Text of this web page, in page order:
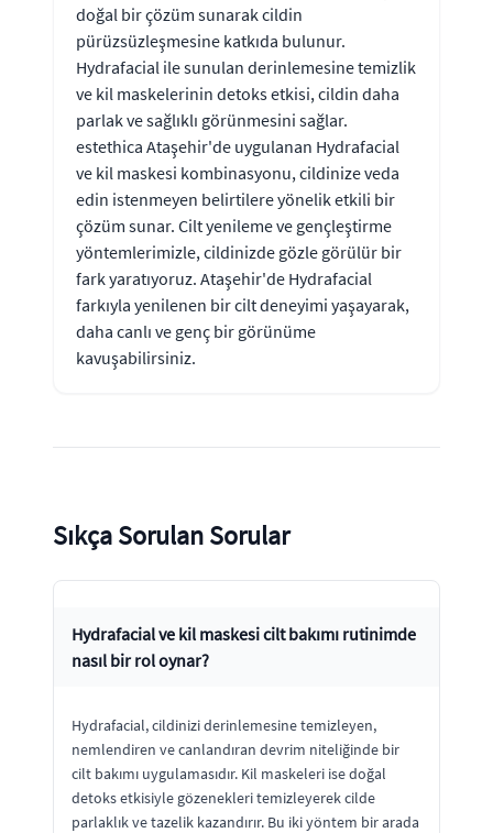
doğal bir çözüm sunarak cildin
pürüzsüzleşmesine katkıda bulunur.
Hydrafacial ile sunulan derinlemesine temizlik
ve kil maskelerinin detoks etkisi, cildin daha
parlak ve sağlıklı görünmesini sağlar.
estethica Ataşehir'de uygulanan Hydrafacial
ve kil maskesi kombinasyonu, cildinize veda
edin istenmeyen belirtilere yönelik etkili bir
çözüm sunar. Cilt yenileme ve gençleştirme
yöntemlerimizle, cildinizde gözle görülür bir
fark yaratıyoruz. Ataşehir'de Hydrafacial
farkıyla yenilenen bir cilt deneyimi yaşayarak,
daha canlı ve genç bir görünüme
kavuşabilirsiniz.
Sıkça Sorulan Sorular
Hydrafacial ve kil maskesi cilt bakımı rutinimde
nasıl bir rol oynar?
Hydrafacial, cildinizi derinlemesine temizleyen,
nemlendiren ve canlandıran devrim niteliğinde bir
cilt bakımı uygulamasıdır. Kil maskeleri ise doğal
detoks etkisiyle gözenekleri temizleyerek cilde
parlaklık ve tazelik kazandırır. Bu iki yöntem bir arada